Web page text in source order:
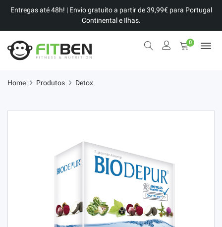
Entregas até 48h! | Envio gratuito a partir de 39,99€ para Portugal
Continental e Ilhas.
0
Home Produtos Detox